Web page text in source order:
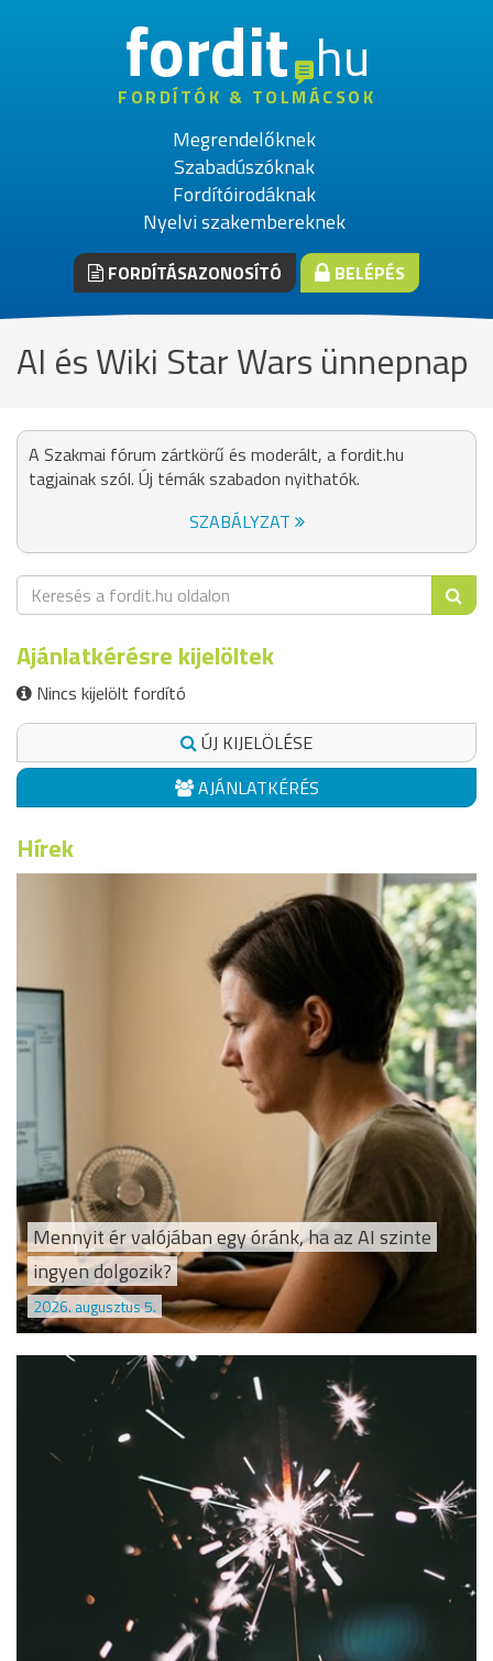
fordithu
FORDÍTÓK & TOLMÁCSOK
Megrendelőknek
Szabadúszóknak
Fordítóirodáknak
Nyelvi szakembereknek
FORDÍTÁSAZONOSÍTÓ BELÉPÉS
AI és Wiki Star Wars ünnepnap
A Szakmai fórum zártkörű és moderált, a fordit.hu
tagjainak szól. Új témák szabadon nyithatók.
SZABÁLYZAT
Ajánlatkérésre kijelöltek
Nincs kijelölt fordító
ÚJ KIJELÖLÉSE
AJÁNLATKÉRÉS
Hírek
Mennyit ér valójában egy óránk, ha az AI szinte
ingyen dolgozik?
2026. augusztus 5.